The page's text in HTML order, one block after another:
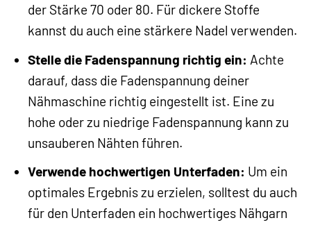
der Stärke 70 oder 80. Für dickere Stoffe
kannst du auch eine stärkere Nadel verwenden.
Stelle die Fadenspannung richtig ein: Achte
darauf, dass die Fadenspannung deiner
Nähmaschine richtig eingestellt ist. Eine zu
hohe oder zu niedrige Fadenspannung kann zu
unsauberen Nähten führen.
Verwende hochwertigen Unterfaden: Um ein
optimales Ergebnis zu erzielen, solltest du auch
für den Unterfaden ein hochwertiges Nähgarn